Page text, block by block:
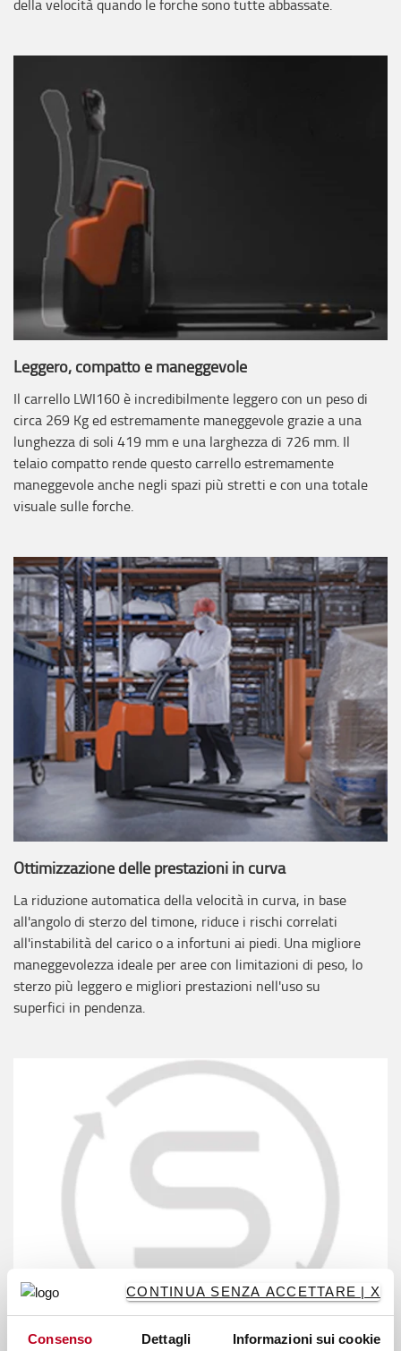
CONTINUA SENZA ACCETTARE | X
Consenso Dettagli Informazioni sui cookie
della velocità quando le forche sono tutte abbassate.
Leggero, compatto e maneggevole
Il carrello LWI160 è incredibilmente leggero con un peso di
circa 269 Kg ed estremamente maneggevole grazie a una
lunghezza di soli 419 mm e una larghezza di 726 mm. Il
telaio compatto rende questo carrello estremamente
maneggevole anche negli spazi più stretti e con una totale
visuale sulle forche.
Ottimizzazione delle prestazioni in curva
La riduzione automatica della velocità in curva, in base
all'angolo di sterzo del timone, riduce i rischi correlati
all'instabilità del carico o a infortuni ai piedi. Una migliore
maneggevolezza ideale per aree con limitazioni di peso, lo
sterzo più leggero e migliori prestazioni nell'uso su
superfici in pendenza.